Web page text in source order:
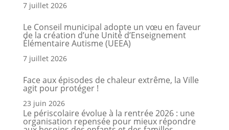
7 juillet 2026
Le Conseil municipal adopte un vœu en faveur
de la création d’une Unité d’Enseignement
Élémentaire Autisme (UEEA)
7 juillet 2026
Face aux épisodes de chaleur extrême, la Ville
agit pour protéger !
23 juin 2026
Le périscolaire évolue à la rentrée 2026 : une
organisation repensée pour mieux répondre